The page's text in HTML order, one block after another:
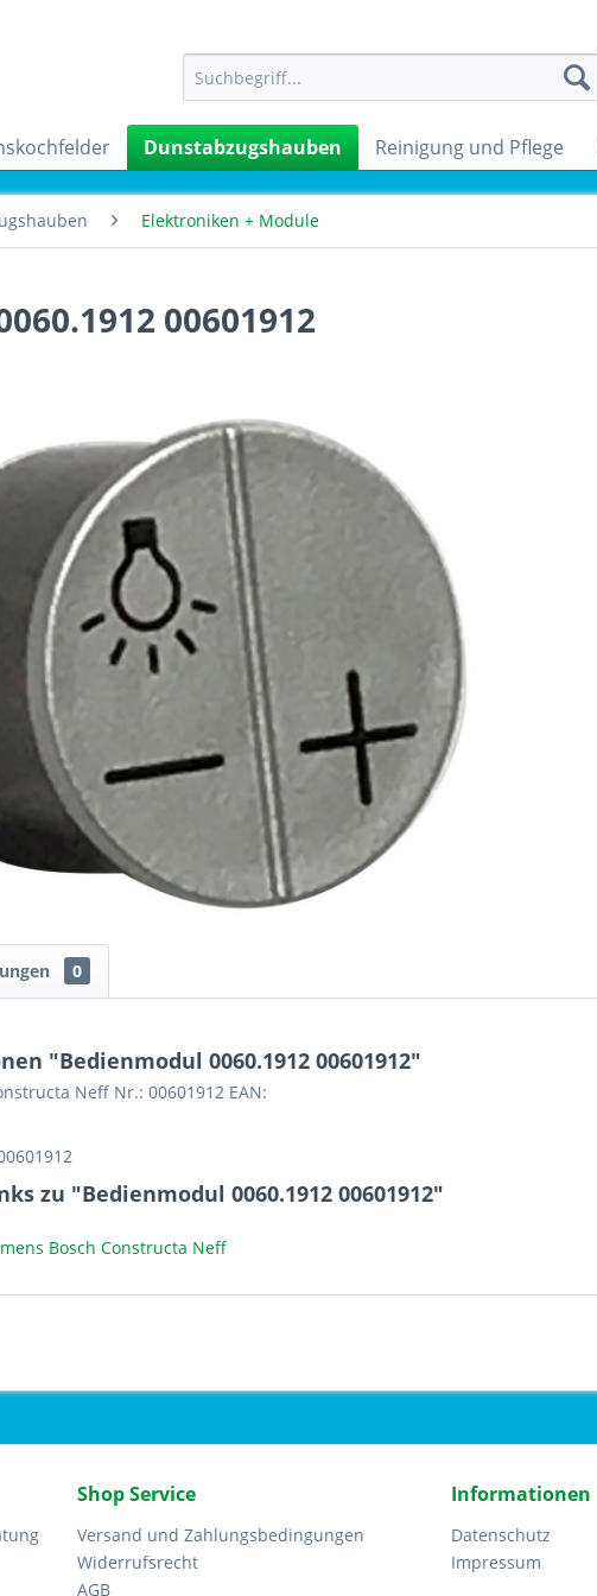
Dunstabzugshauben Reinigung und Pflege
Elektroniken + Module
00601912
0
"Bedienmodul 0060.1912 00601912"
Neff Nr.: 00601912 EAN:
zu "Bedienmodul 0060.1912 00601912"
Bosch Constructa Neff
Shop Service
Versand und Zahlungsbedingungen
Widerrufsrecht
AGB
Informationen
Datenschutz
Impressum